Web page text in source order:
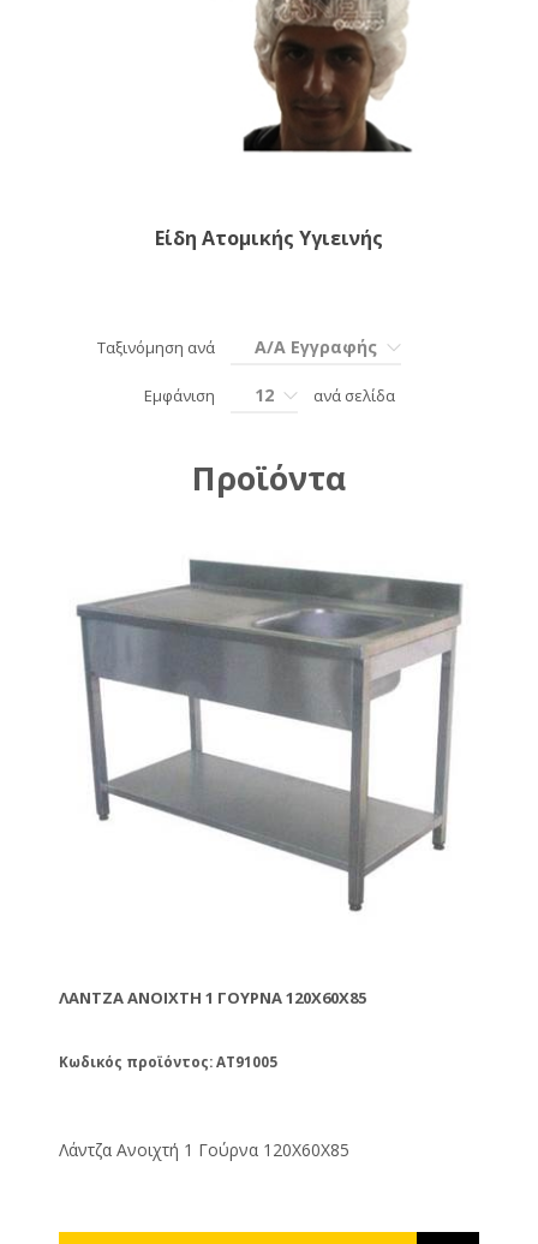
Είδη Ατομικής Υγιεινής
Ταξινόμηση ανά Α/Α Εγγραφής
Εμφάνιση 12 ανά σελίδα
Προϊόντα
ΛΆΝΤΖΑ ΑΝΟΙΧΤΉ 1 ΓΟΎΡΝΑ 120Χ60Χ85
Κωδικός προϊόντος: AT91005
Λάντζα Ανοιχτή 1 Γούρνα 120Χ60Χ85